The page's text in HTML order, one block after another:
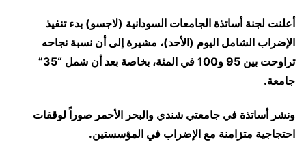
أعلنت لجنة أساتذة الجامعات السودانية (لاجسو) بدء تنفيذ
الإضراب الشامل اليوم (الأحد)، مشيرة إلى أن نسبة نجاحه
تراوحت بين 95 و100 في المئة، بخاصة بعد أن شمل “35”
جامعة.
ونشر أساتذة في جامعتي شندي والبحر الأحمر صوراً لوقفات
احتجاجية متزامنة مع الإضراب في المؤسستين.